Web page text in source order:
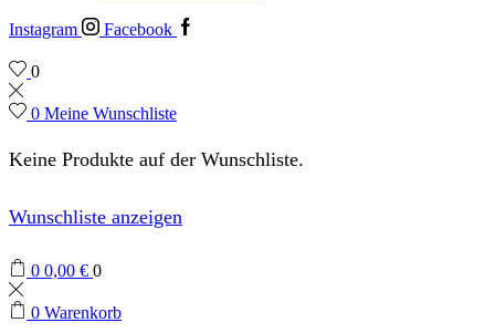
Instagram Facebook
0
0 Meine Wunschliste
Keine Produkte auf der Wunschliste.
Wunschliste anzeigen
0 0,00 € 0
0 Warenkorb